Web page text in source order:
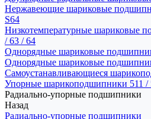
Нержавеющие шариковые
S64
Низкотемпературные шариковые
/ 63 / 64
Однорядные шариковые
Однорядные шариковые
Самоустанавливающиеся
Упорные шарикоподшипники 511 /
Радиально-упорные подшипники
Назад
Радиально-упорные подшипники